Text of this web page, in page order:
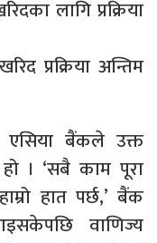
लागि प्रक्रिया
प्रक्रिया अन्तिम
एसिया बैंकले उक्त
। ‘सबै काम पूरा
हात पर्छ,’ बैंक
वाणिज्य